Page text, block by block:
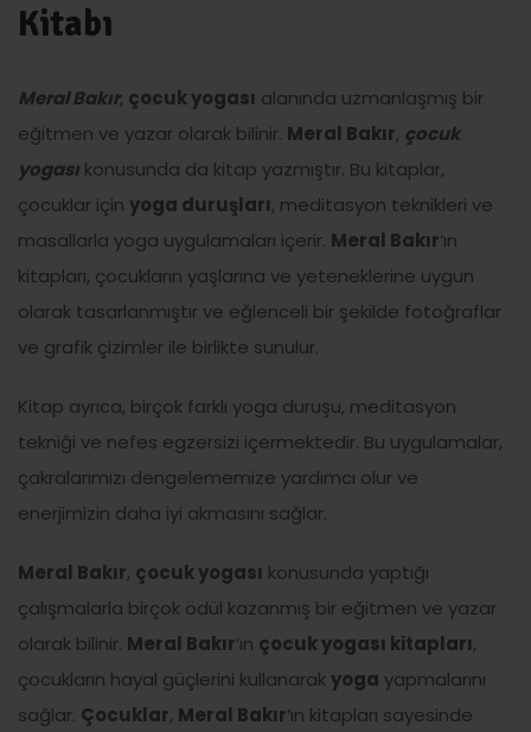
Kitabı
Meral Bakır, çocuk yogası alanında uzmanlaşmış bir
eğitmen ve yazar olarak bilinir. Meral Bakır, çocuk
yogası konusunda da kitap yazmıştır. Bu kitaplar,
çocuklar için yoga duruşları, meditasyon teknikleri ve
masallarla yoga uygulamaları içerir. Meral Bakır‘ın
kitapları, çocukların yaşlarına ve yeteneklerine uygun
olarak tasarlanmıştır ve eğlenceli bir şekilde fotoğraflar
ve grafik çizimler ile birlikte sunulur.
Kitap ayrıca, birçok farklı yoga duruşu, meditasyon
tekniği ve nefes egzersizi içermektedir. Bu uygulamalar,
çakralarımızı dengelememize yardımcı olur ve
enerjimizin daha iyi akmasını sağlar.
Meral Bakır, çocuk yogası konusunda yaptığı
çalışmalarla birçok ödül kazanmış bir eğitmen ve yazar
olarak bilinir. Meral Bakır‘ın çocuk yogası kitapları,
çocukların hayal güçlerini kullanarakyoga yapmalarını
sağlar. Çocuklar, Meral Bakır‘ın kitapları sayesinde